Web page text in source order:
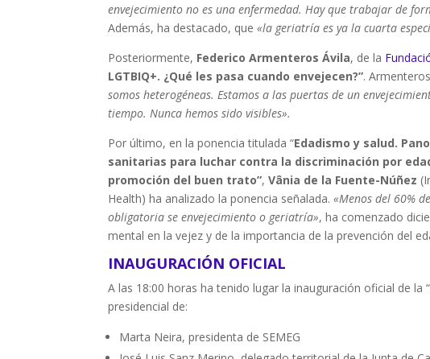
envejecimiento no es una enfermedad. Hay que trabajar de
Además, ha destacado, que«la geriatría es ya la cuarta
Posteriormente, Federico Armenteros Ávila, de la
LGTBIQ+. ¿Qué les pasa cuando envejecen?”.
somos heterogéneas. Estamos a las puertas de un
tiempo. Nunca hemos sido visibles».
Por último, en la ponencia titulada “Edadismo y salud.
sanitarias para luchar contra la discriminación por
promoción del buen trato”,Vânia de la Fuente-Núñez
Health) ha analizado la ponencia señalada.«Menos del 60%
obligatoria se envejecimiento o geriatría», ha comenzado
mental en la vejez y de la importancia de la prevención del
INAUGURACIÓN OFICIAL
A las 18:00 horas ha tenido lugar la inauguración oficial de la
presidencial de:
Marta Neira, presidenta de SEMEG